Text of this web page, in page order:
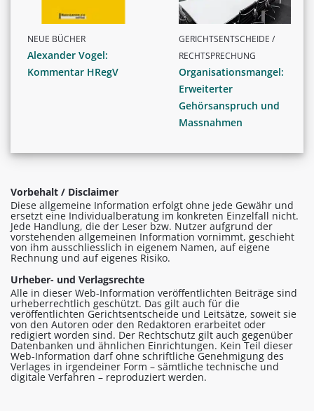
NEUE BÜCHER
Alexander Vogel:
Kommentar HRegV
GERICHTSENTSCHEIDE /
RECHTSPRECHUNG
Organisationsmangel:
Erweiterter
Gehörsanspruch und
Massnahmen
Vorbehalt / Disclaimer
Diese allgemeine Information erfolgt ohne jede Gewähr und
ersetzt eine Individualberatung im konkreten Einzelfall nicht.
Jede Handlung, die der Leser bzw. Nutzer aufgrund der
vorstehenden allgemeinen Information vornimmt, geschieht
von ihm ausschliesslich in eigenem Namen, auf eigene
Rechnung und auf eigenes Risiko.
Urheber- und Verlagsrechte
Alle in dieser Web-Information veröffentlichten Beiträge sind
urheberrechtlich geschützt. Das gilt auch für die
veröffentlichten Gerichtsentscheide und Leitsätze, soweit sie
von den Autoren oder den Redaktoren erarbeitet oder
redigiert worden sind. Der Rechtschutz gilt auch gegenüber
Datenbanken und ähnlichen Einrichtungen. Kein Teil dieser
Web-Information darf ohne schriftliche Genehmigung des
Verlages in irgendeiner Form – sämtliche technische und
digitale Verfahren – reproduziert werden.